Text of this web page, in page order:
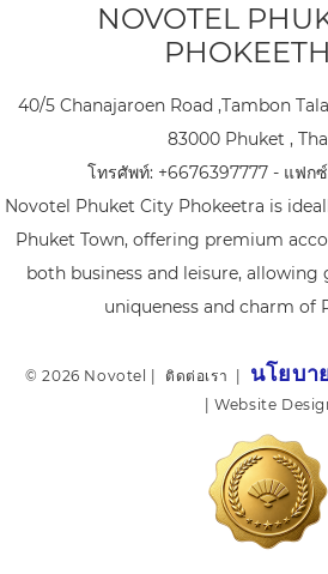
NOVOTEL
40/5 Chanajaroen Road ,Tambon
83000 Phuket ,
โทรศัพท์: +6676397777 - แฟก
Novotel Phuket City Phokeetra is
Phuket Town, offering premium
both business and leisure,
uniqueness and charm of
© 2026 Novotel | ติดต่อเรา นโยบา
|Website